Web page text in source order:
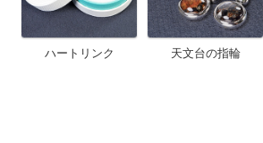
ハートリンク 天文台の指輪